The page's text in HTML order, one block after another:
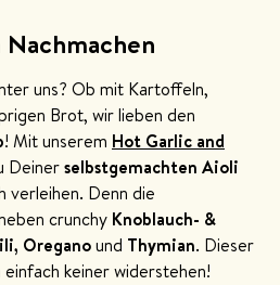
uns? Ob mit Kartoffeln,
Brot, wir lieben den
! Mit unserem Hot Garlic and
Deinerselbstgemachten Aioli
verleihen. Denn die
crunchy Knoblauch- &
Oreganound Thymian. Dieser
einfach keiner widerstehen!